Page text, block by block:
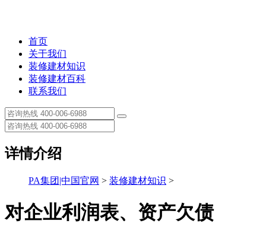
首页
关于我们
装修建材知识
装修建材百科
联系我们
详情介绍
PA集团|中国官网 > 装修建材知识 >
对企业利润表、资产欠债